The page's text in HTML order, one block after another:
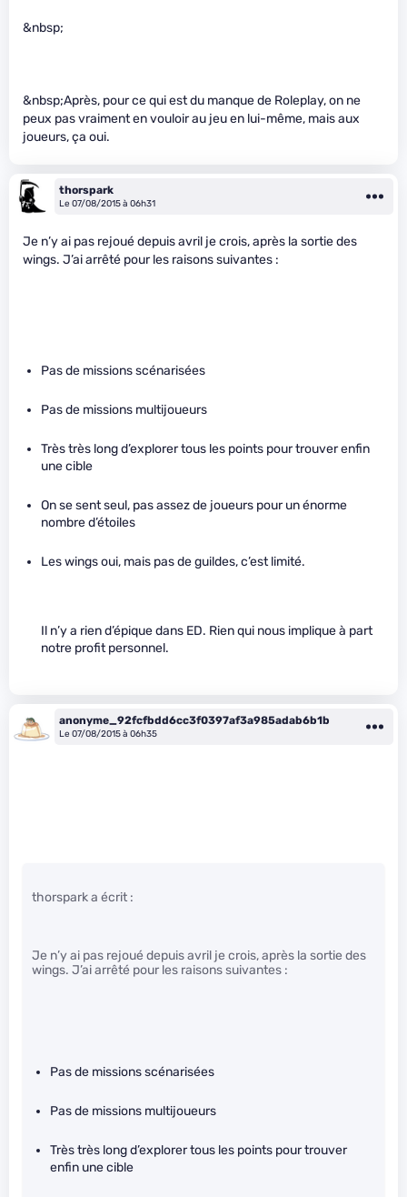
&nbsp;
&nbsp;Après, pour ce qui est du manque de Roleplay, on ne
peux pas vraiment en vouloir au jeu en lui-même, mais aux
joueurs, ça oui.
thorspark
Le 07/08/2015 à 06h31
Je n’y ai pas rejoué depuis avril je crois, après la sortie des
wings. J’ai arrêté pour les raisons suivantes :
Pas de missions scénarisées
Pas de missions multijoueurs
Très très long d’explorer tous les points pour trouver enfin
une cible
On se sent seul, pas assez de joueurs pour un énorme
nombre d’étoiles
Les wings oui, mais pas de guildes, c’est limité.
Il n’y a rien d’épique dans ED. Rien qui nous implique à part
notre profit personnel.
anonyme_92fcfbdd6cc3f0397af3a985adab6b1b
Le 07/08/2015 à 06h35
thorspark a écrit :
Je n’y ai pas rejoué depuis avril je crois, après la sortie des
wings. J’ai arrêté pour les raisons suivantes :
Pas de missions scénarisées
Pas de missions multijoueurs
Très très long d’explorer tous les points pour trouver
enfin une cible